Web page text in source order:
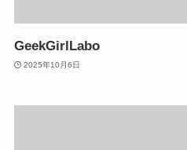
GeekGirlLabo
2025年10月6日